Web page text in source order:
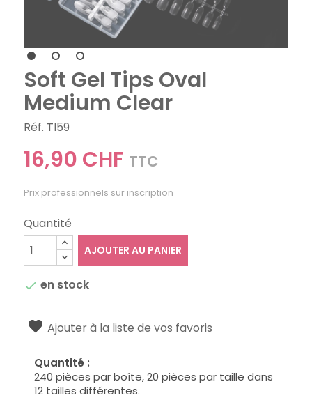
Soft Gel Tips Oval
Medium Clear
Réf. TI59
16,90 CHF TTC
Prix professionnels sur inscription
Quantité
AJOUTER AU PANIER
 en stock
Ajouter à la liste de vos favoris
Quantité :
240 pièces par boîte, 20 pièces par taille dans
12 tailles différentes.